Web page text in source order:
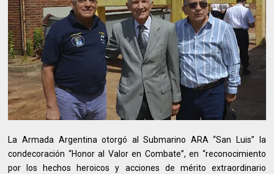
La Armada Argentina otorgó al Submarino ARA “San Luis” la
condecoración “Honor al Valor en Combate”, en “reconocimiento
por los hechos heroicos y acciones de mérito extraordinario